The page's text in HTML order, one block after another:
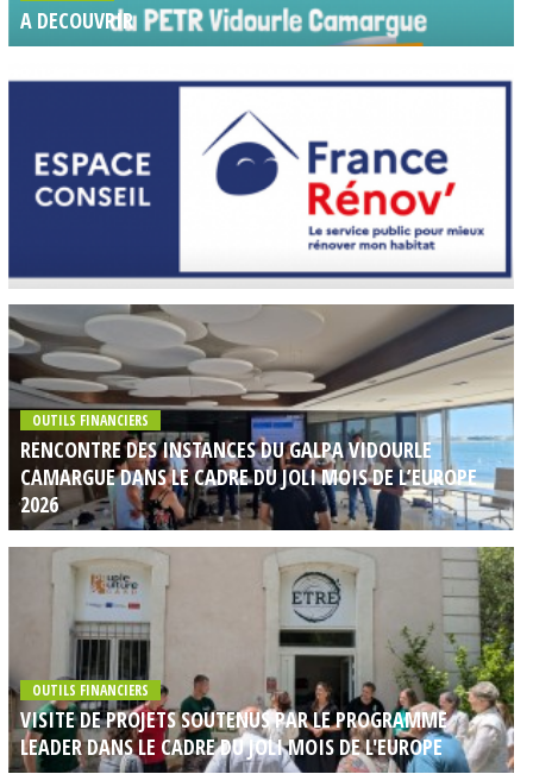
A DECOUVRIR
OUTILS FINANCIERS
RENCONTRE DES INSTANCES DU GALPA VIDOURLE
CAMARGUE DANS LE CADRE DU JOLI MOIS DE L’EUROPE
2026
OUTILS FINANCIERS
VISITE DE PROJETS SOUTENUS PAR LE PROGRAMME
LEADER DANS LE CADRE DU JOLI MOIS DE L'EUROPE